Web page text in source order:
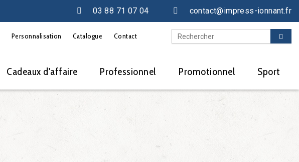
03 88 71 07 04 contact@impress-ionnant.fr
Personnalisation Catalogue Contact
Cadeaux d'affaire Professionnel Promotionnel Sport